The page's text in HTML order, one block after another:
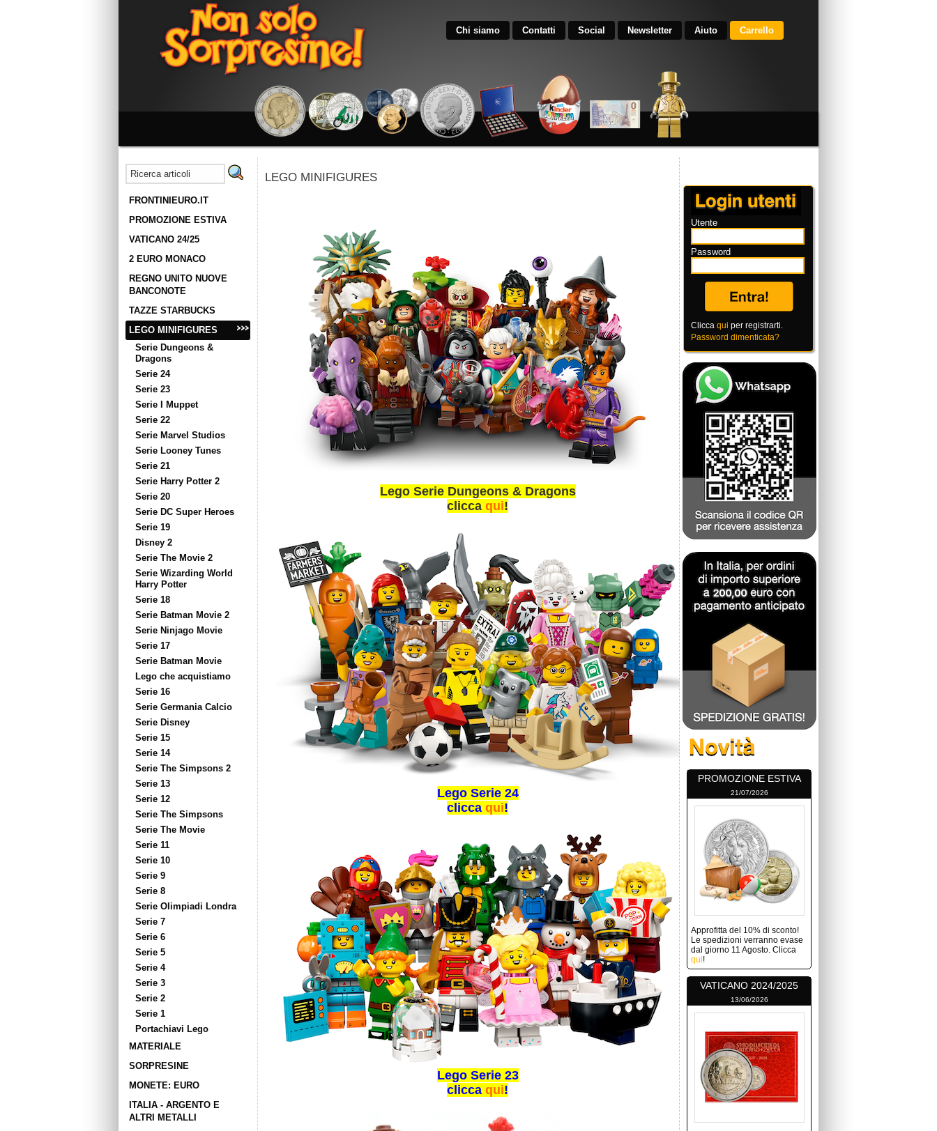
Chi siamo Contatti Social Newsletter Aiuto Carrello
FRONTINIEURO.IT
PROMOZIONE ESTIVA
VATICANO 24/25
2 EURO MONACO
REGNO UNITO NUOVE
BANCONOTE
TAZZE STARBUCKS
LEGO MINIFIGURES
Serie Dungeons &
Dragons
Serie 24
Serie 23
Serie I Muppet
Serie 22
Serie Marvel Studios
Serie Looney Tunes
Serie 21
Serie Harry Potter 2
Serie 20
Serie DC Super Heroes
Serie 19
Disney 2
Serie The Movie 2
Serie Wizarding World
Harry Potter
Serie 18
Serie Batman Movie 2
Serie Ninjago Movie
Serie 17
Serie Batman Movie
Lego che acquistiamo
Serie 16
Serie Germania Calcio
Serie Disney
Serie 15
Serie 14
Serie The Simpsons 2
Serie 13
Serie 12
Serie The Simpsons
Serie The Movie
Serie 11
Serie 10
Serie 9
Serie 8
Serie Olimpiadi Londra
Serie 7
Serie 6
Serie 5
Serie 4
Serie 3
Serie 2
Serie 1
Portachiavi Lego
MATERIALE
SORPRESINE
MONETE: EURO
ITALIA - ARGENTO E
ALTRI METALLI
LEGO MINIFIGURES
Lego Serie Dungeons & Dragons
clicca qui!
Lego Serie 24
clicca qui!
Lego Serie 23
clicca qui!
Utente
Password
Clicca qui per registrarti.
Password dimenticata?
PROMOZIONE ESTIVA
21/07/2026
Approfitta del 10% di sconto!
Le spedizioni verranno evase
dal giorno 11 Agosto. Clicca
qui!
VATICANO 2024/2025
13/06/2026